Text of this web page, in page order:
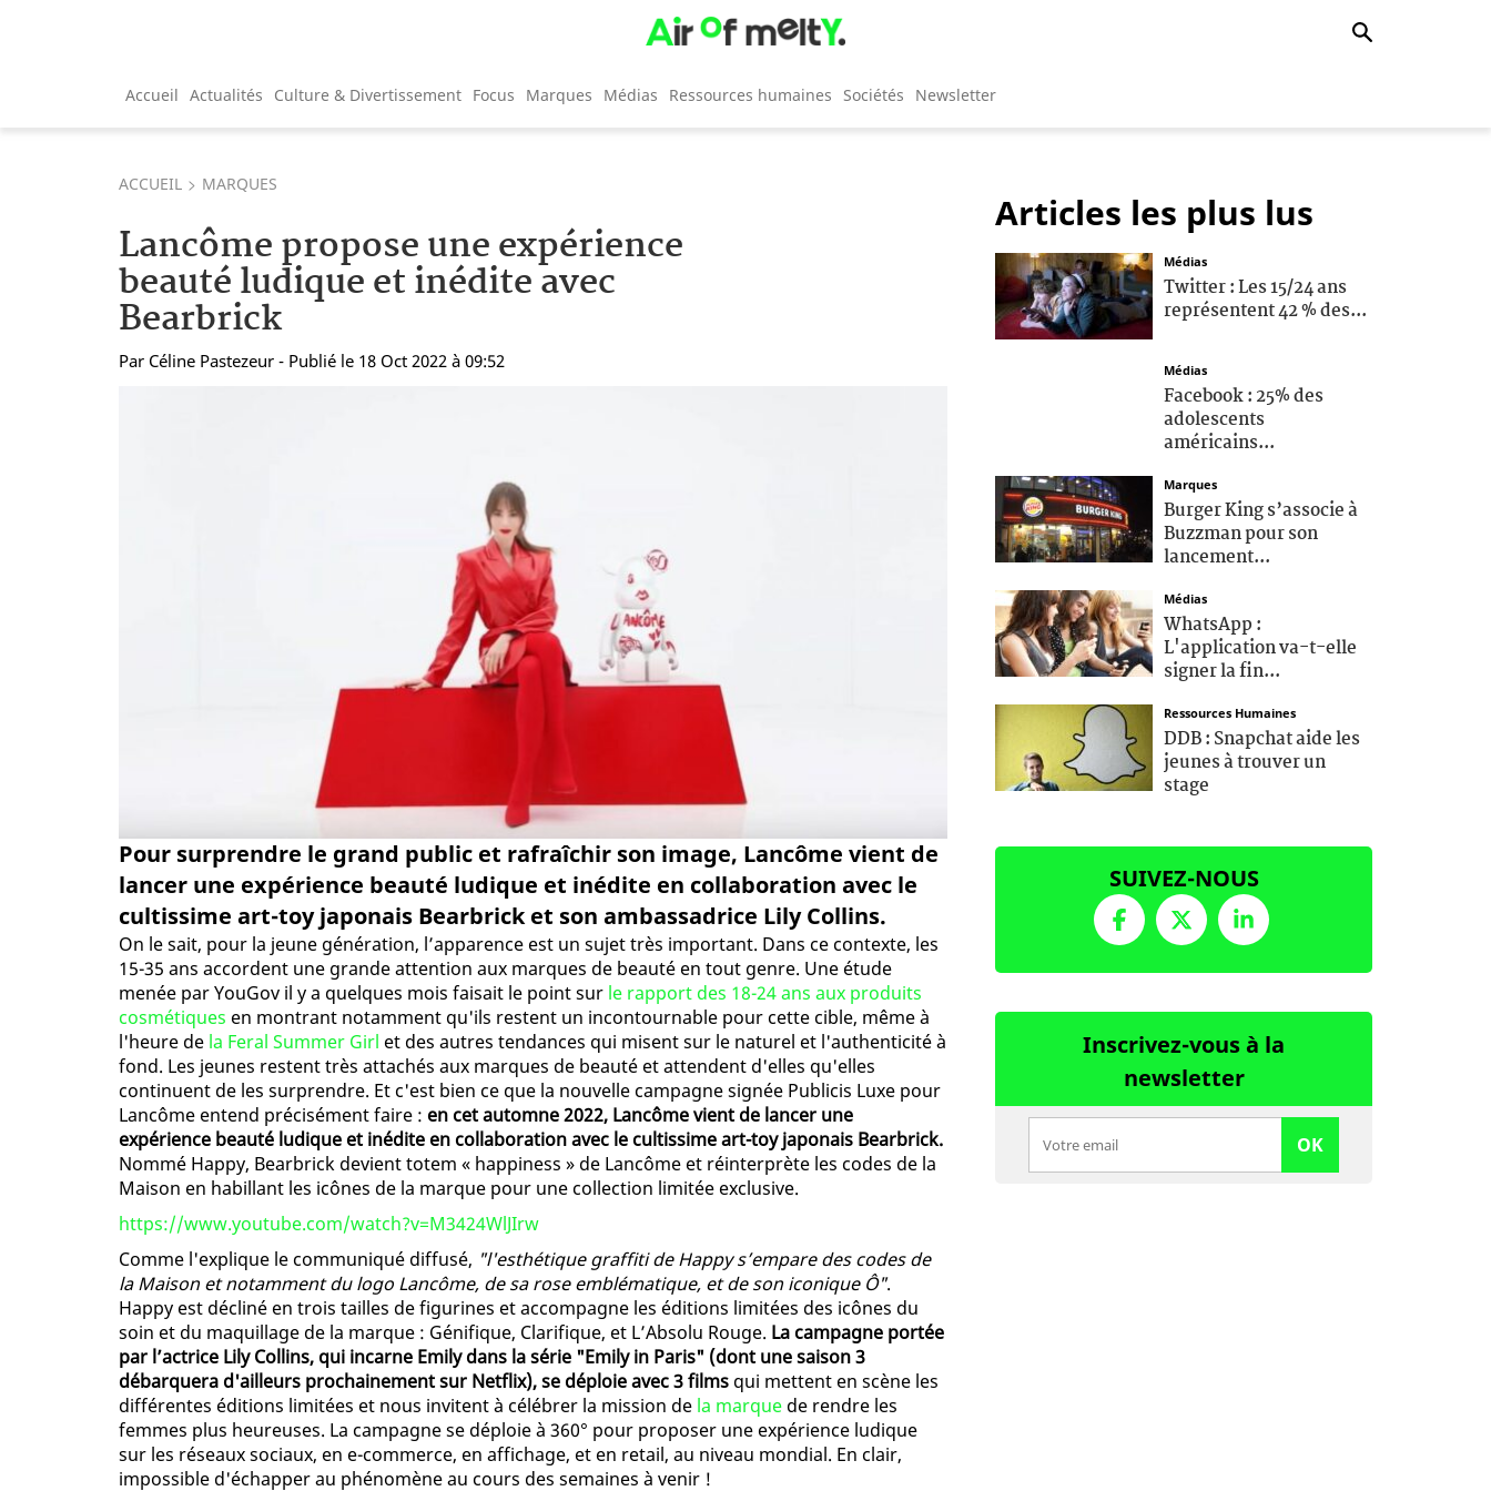
Accueil Actualités Culture & Divertissement Focus Marques Médias Ressources humaines Sociétés Newsletter
ACCUEIL MARQUES
Lancôme propose une expérience
beauté ludique et inédite avec
Bearbrick
Par Céline Pastezeur - Publié le 18 Oct 2022 à 09:52
Pour surprendre le grand public et rafraîchir son image, Lancôme vient de
lancer une expérience beauté ludique et inédite en collaboration avec le
cultissime art-toy japonais Bearbrick et son ambassadrice Lily Collins.
On le sait, pour la jeune génération, l’apparence est un sujet très important. Dans ce contexte, les
15-35 ans accordent une grande attention aux marques de beauté en tout genre. Une étude
menée par YouGov il y a quelques mois faisait le point sur le rapport des 18-24 ans aux produits
cosmétiques en montrant notamment qu'ils restent un incontournable pour cette cible, même à
l'heure de la Feral Summer Girl et des autres tendances qui misent sur le naturel et l'authenticité à
fond. Les jeunes restent très attachés aux marques de beauté et attendent d'elles qu'elles
continuent de les surprendre. Et c'est bien ce que la nouvelle campagne signée Publicis Luxe pour
Lancôme entend précisément faire : en cet automne 2022, Lancôme vient de lancer une
expérience beauté ludique et inédite en collaboration avec le cultissime art-toy japonais Bearbrick.
Nommé Happy, Bearbrick devient totem « happiness » de Lancôme et réinterprète les codes de la
Maison en habillant les icônes de la marque pour une collection limitée exclusive.
https://www.youtube.com/watch?v=M3424WlJIrw
Comme l'explique le communiqué diffusé, "l'esthétique graffiti de Happy s’empare des codes de
la Maison et notamment du logo Lancôme, de sa rose emblématique, et de son iconique Ô".
Happy est décliné en trois tailles de figurines et accompagne les éditions limitées des icônes du
soin et du maquillage de la marque : Génifique, Clarifique, et L’Absolu Rouge. La campagne portée
par l’actrice Lily Collins, qui incarne Emily dans la série "Emily in Paris" (dont une saison 3
débarquera d'ailleurs prochainement sur Netflix), se déploie avec 3 films qui mettent en scène les
différentes éditions limitées et nous invitent à célébrer la mission de la marque de rendre les
femmes plus heureuses. La campagne se déploie à 360° pour proposer une expérience ludique
sur les réseaux sociaux, en e-commerce, en affichage, et en retail, au niveau mondial. En clair,
impossible d'échapper au phénomène au cours des semaines à venir !
Articles les plus lus
Médias
Twitter : Les 15/24 ans
représentent 42 % des...
Médias
Facebook : 25% des
adolescents
américains...
Marques
Burger King s’associe à
Buzzman pour son
lancement...
Médias
WhatsApp :
L'application va-t-elle
signer la fin...
Ressources Humaines
DDB : Snapchat aide les
jeunes à trouver un
stage
SUIVEZ-NOUS
Inscrivez-vous à la
newsletter
OK